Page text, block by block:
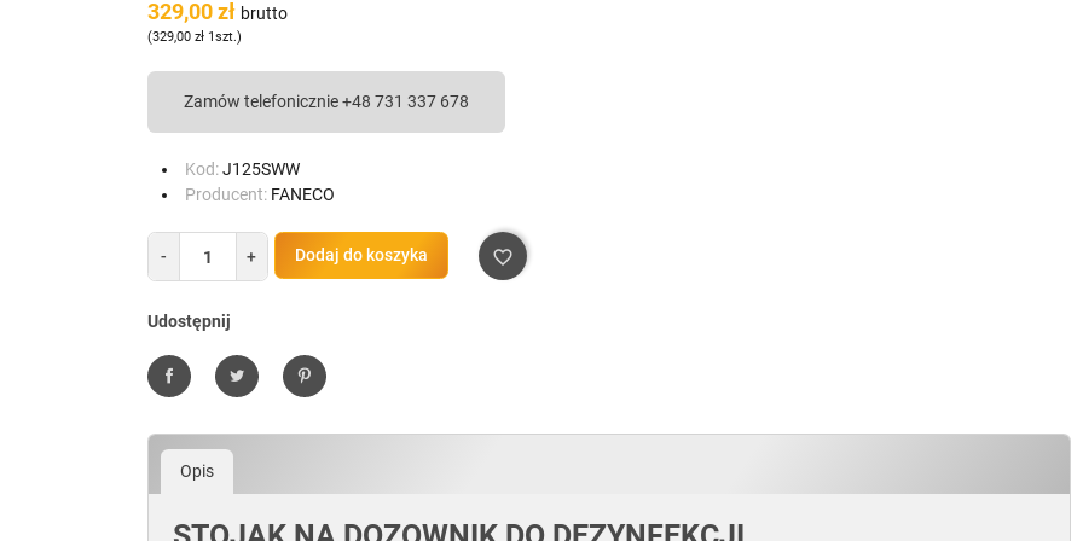
329,00 zł brutto
(329,00 zł 1szt.)
Zamów telefonicznie +48 731 337 678
Kod:J125SWW
Producent: FANECO
- + Dodaj do koszyka favorite_border
Udostępnij
UdostępnijTweetujPinterest
Opis